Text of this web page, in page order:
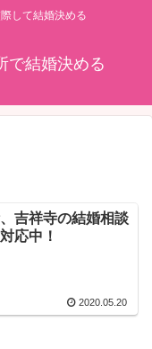
して結婚決める
で結婚決める
吉祥寺の結婚相談
応中！
2020.05.20